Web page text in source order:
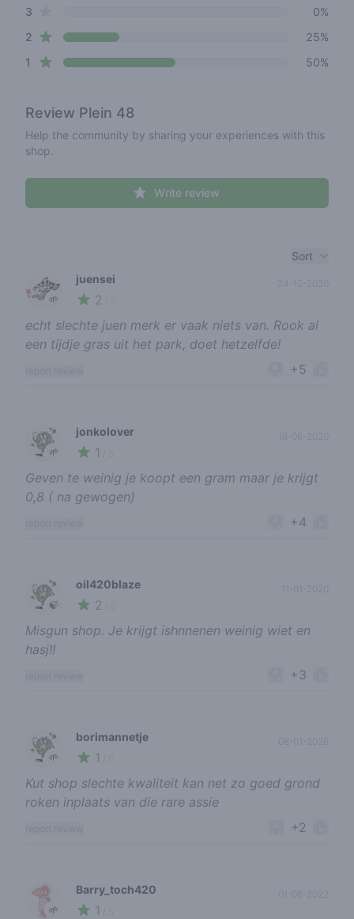
3
0%
2 star reviews
25%
1 star reviews 50%
Review Plein 48
Help the community by sharing your experiences with this
shop.
Write review
Sort
🌱
juensei
2
echt slechte juen merk er vaak niets van. Rook al
een tijdje gras uit het park, doet hetzelfde!
+5
🌱
jonkolover
1
Geven te weinig je koopt een gram maar je krijgt
0,8 ( na gewogen)
+4
🍃
oil420blaze
2
Misgun shop. Je krijgt ishnnenen weinig wiet en
hasj!!
+3
🌱
borimannetje
1
Kut shop slechte kwaliteit kan net zo goed grond
roken inplaats van die rare assie
+2
🌱
Barry_toch420
1